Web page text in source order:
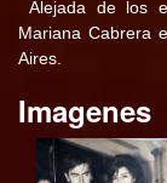
Alejada de los
Mariana Cabrera
Aires.
Imagenes